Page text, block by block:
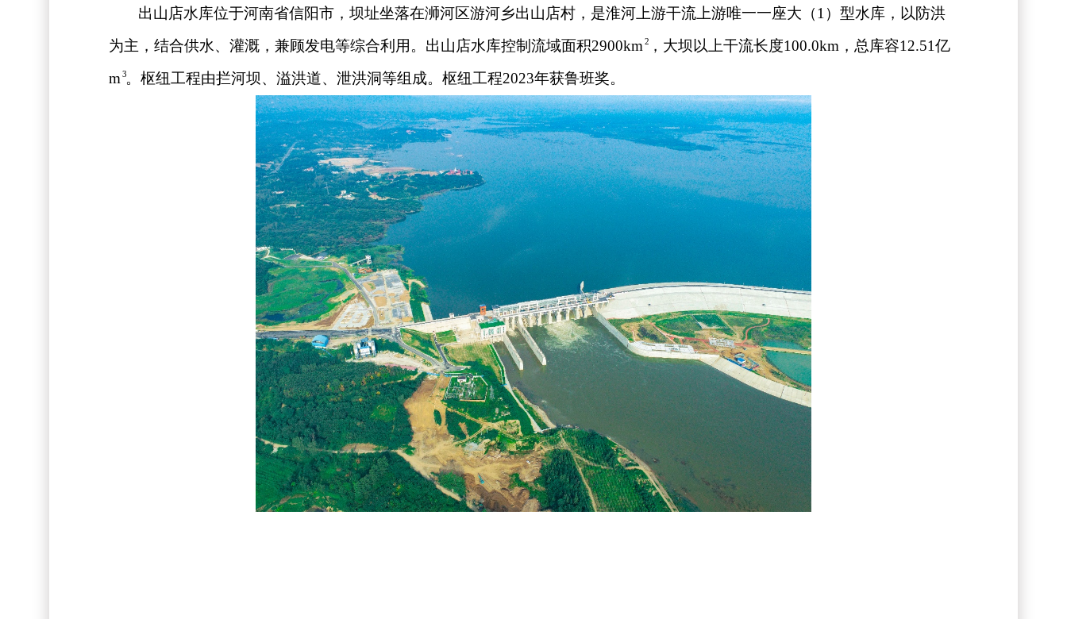
出山店水库位于河南省信阳市，坝址坐落在浉河区游河乡出山店村，是淮河上游干流上游唯一一座大（1 ）型水库，以防洪
为主，结合供水、灌溉，兼顾发电等综合利用。出山店水库控制流域面积2900km 2，大坝以上干流长度100.0km ，总库容12.51亿
m 3。 枢纽工程由拦河坝、溢洪道、泄洪洞等组成。枢纽工程2023年获鲁班奖。